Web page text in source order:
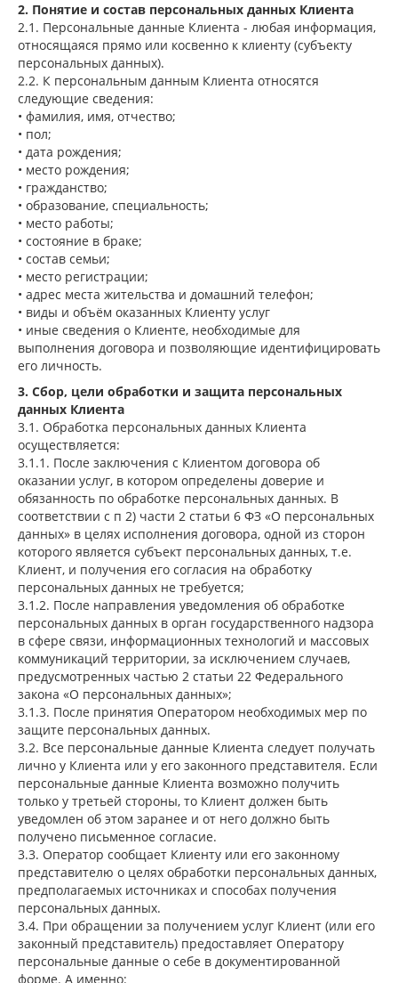
2. Понятие и состав персональных данных Клиента
2.1. Персональные данные Клиента - любая информация,
относящаяся прямо или косвенно к клиенту (субъекту
персональных данных).
2.2. К персональным данным Клиента относятся
следующие сведения:
• фамилия, имя, отчество;
• пол;
• дата рождения;
• место рождения;
• гражданство;
• образование, специальность;
• место работы;
• состояние в браке;
• состав семьи;
• место регистрации;
• адрес места жительства и домашний телефон;
• виды и объём оказанных Клиенту услуг
• иные сведения о Клиенте, необходимые для
выполнения договора и позволяющие идентифицировать
его личность.
3. Сбор, цели обработки и защита персональных
данных Клиента
3.1. Обработка персональных данных Клиента
осуществляется:
3.1.1. После заключения с Клиентом договора об
оказании услуг, в котором определены доверие и
обязанность по обработке персональных данных. В
соответствии с п 2) части 2 статьи 6 ФЗ «О персональных
данных» в целях исполнения договора, одной из сторон
которого является субъект персональных данных, т.е.
Клиент, и получения его согласия на обработку
персональных данных не требуется;
3.1.2. После направления уведомления об обработке
персональных данных в орган государственного надзора
в сфере связи, информационных технологий и массовых
коммуникаций территории, за исключением случаев,
предусмотренных частью 2 статьи 22 Федерального
закона «О персональных данных»;
3.1.3. После принятия Оператором необходимых мер по
защите персональных данных.
3.2. Все персональные данные Клиента следует получать
лично у Клиента или у его законного представителя. Если
персональные данные Клиента возможно получить
только у третьей стороны, то Клиент должен быть
уведомлен об этом заранее и от него должно быть
получено письменное согласие.
3.3. Оператор сообщает Клиенту или его законному
представителю о целях обработки персональных данных,
предполагаемых источниках и способах получения
персональных данных.
3.4. При обращении за получением услуг Клиент (или его
законный представитель) предоставляет Оператору
персональные данные о себе в документированной
форме. А именно: